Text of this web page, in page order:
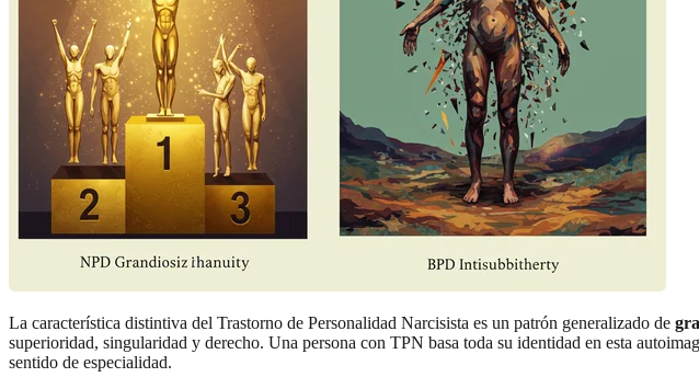
La característica distintiva del Trastorno de Personalidad Narcisista es un patrón generalizado de
superioridad, singularidad y derecho. Una persona con TPN basa toda su identidad en esta
sentido de especialidad.